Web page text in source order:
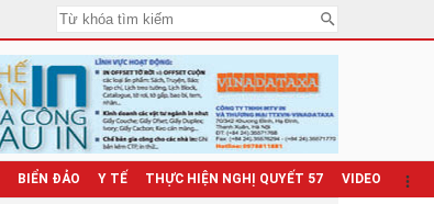
BIỂN ĐẢO Y TẾ THỰC HIỆN NGHỊ QUYẾT 57 VIDEO